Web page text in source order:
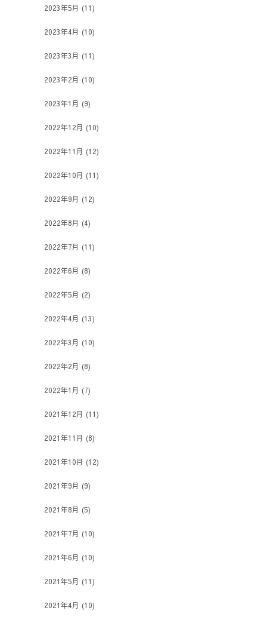
2023年5月 (11)
2023年4月 (10)
2023年3月 (11)
2023年2月 (10)
2023年1月 (9)
2022年12月 (10)
2022年11月 (12)
2022年10月 (11)
2022年9月 (12)
2022年8月 (4)
2022年7月 (11)
2022年6月 (8)
2022年5月 (2)
2022年4月 (13)
2022年3月 (10)
2022年2月 (8)
2022年1月 (7)
2021年12月 (11)
2021年11月 (8)
2021年10月 (12)
2021年9月 (9)
2021年8月 (5)
2021年7月 (10)
2021年6月 (10)
2021年5月 (11)
2021年4月 (10)